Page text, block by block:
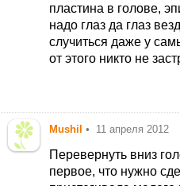
пластина в голове,
надо глаз да глаз
случиться даже у
от этого никто не
Mushil • 11 апреля 2012
Перевернуть вниз
первое, что нужно